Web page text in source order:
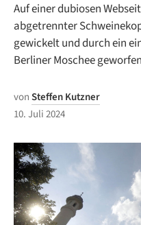
Auf einer dubiosen
abgetrennter
gewickelt und durch ein
Berliner Moschee
vonSteffen Kutzner
10. Juli 2024